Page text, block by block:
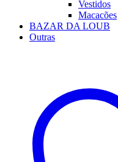
Vestidos
Macacões
BAZAR DA LOUB
Outras